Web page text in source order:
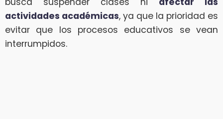
actividades académicas, ya que la prioridad es
evitar que los procesos educativos se vean
interrumpidos.